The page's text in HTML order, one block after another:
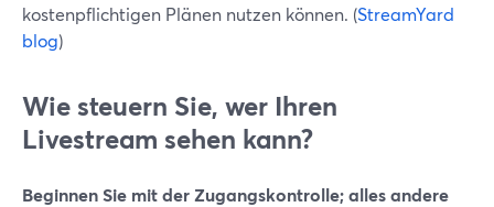
kostenpflichtigen Plänen nutzen können. (StreamYard
blog)
Wie steuern Sie, wer Ihren
Livestream sehen kann?
Beginnen Sie mit der Zugangskontrolle; alles andere